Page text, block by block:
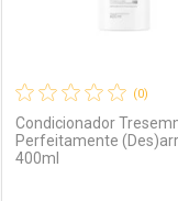
(0)
Condicionador
Perfeitamente
400ml
AVISE-